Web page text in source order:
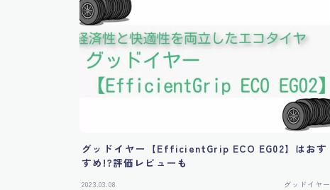
グッドイヤー【EfficientGrip ECO EG02】はおす
すめ!?評価レビューも
2023.03.08 グッドイヤー